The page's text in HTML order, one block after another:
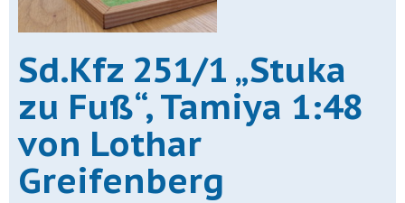
Sd.Kfz 251/1 „Stuka
zu Fuß“, Tamiya 1:48
von Lothar
Greifenberg